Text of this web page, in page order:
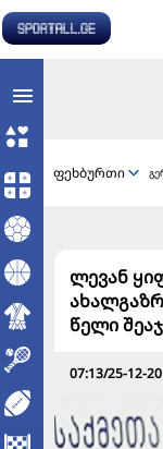
ფეხბურთი
ლევან
წელი
07:13/25-12-